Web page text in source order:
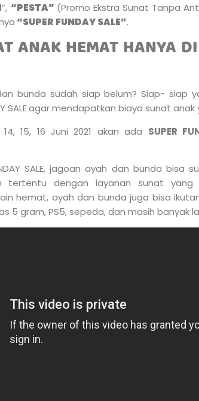
”, “PESTA” (Promo Ekstra Sunat Tanpa
“SUPER FUNDAY SALE”.
ANAK HEMAT HANYA
bunda sudah siap belum? Siap- siap
SALEagar mendapatkan biaya sunat anak
15, 16 Juni 2021 akan ada SUPER
SALE, jagoan ayah dan bunda
tertentu dengan layanan sunat yang
hemat, ayah dan bunda juga bisa
5 gram, PS5, sepeda, dan masih banyak